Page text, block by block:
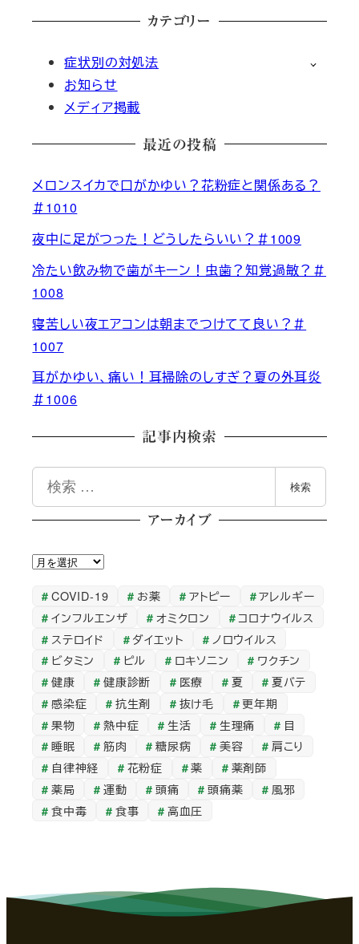
カテゴリー
症状別の対処法
お知らせ
メディア掲載
最近の投稿
メロンスイカで口がかゆい？花粉症と関係ある？
＃1010
夜中に足がつった！どうしたらいい？＃1009
冷たい飲み物で歯がキーン！虫歯？知覚過敏？＃
1008
寝苦しい夜エアコンは朝までつけてて良い？＃
1007
耳がかゆい、痛い！耳掃除のしすぎ？夏の外耳炎
＃1006
記事内検索
索
検索
アーカイブ
ア
カ
イ
ブ
COVID-19 お薬 アトピー
アレルギー
インフルエンザ
オミクロン
コロナウイルス
ステロイド
ダイエット
ノロウイルス
ビタミン
ピル ロキソニン
ワクチン
健康
健康診断 医療 夏
夏バテ
感染症
抗生剤 抜け毛
更年期
果物
熱中症 生活 生理痛
目
睡眠
筋肉 糖尿病 美容
肩こり
自律神経
花粉症 薬
薬剤師
薬局
運動 頭痛 頭痛薬
風邪
食中毒
食事 高血圧